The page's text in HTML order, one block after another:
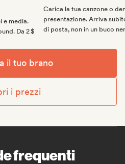
e media.
Da 2 $
Carica la tua canzone o
presentazione. Arriva
di posta, non in un buco
il tuo brano
i prezzi
frequenti